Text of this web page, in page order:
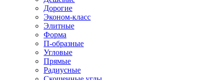
Дорогие
Эконом-класс
Элитные
Форма
П-образные
Угловые
Прямые
Радиусные